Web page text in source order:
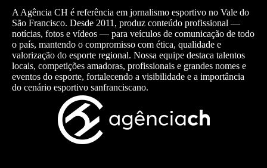
A Agência CH é referência em jornalismo esportivo no Vale do
São Francisco. Desde 2011, produz conteúdo profissional —
notícias, fotos e vídeos — para veículos de comunicação de todo
o país, mantendo o compromisso com ética, qualidade e
valorização do esporte regional. Nossa equipe destaca talentos
locais, competições amadoras, profissionais e grandes nomes e
eventos do esporte, fortalecendo a visibilidade e a importância
do cenário esportivo sanfranciscano.